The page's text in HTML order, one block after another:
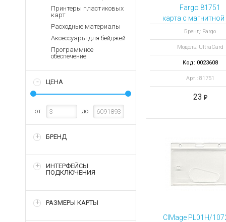
Запасные
Терминалы
оплаты
Зарядные устройства
Архивные товары
Принтеры пластиковых
карт
Расходные материалы
Аксессуары для бейджей
Программное
обеспечение
ЦЕНА
от до
БРЕНД
ИНТЕРФЕЙСЫ
ПОДКЛЮЧЕНИЯ
РАЗМЕРЫ КАРТЫ
Fargo 81751
карта с
80
Бренд: Fargo
Модель: UltraCard
Код: 0023608
Арт.: 81751
23
CIMage PL01H/